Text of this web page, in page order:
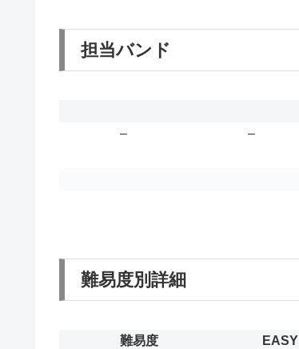
担当バンド
–
–
難易度別詳細
難易度 EASY